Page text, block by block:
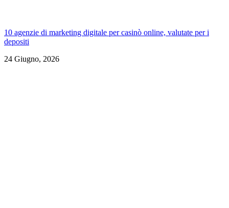
10 agenzie di marketing digitale per casinò online, valutate per i
depositi
24 Giugno, 2026